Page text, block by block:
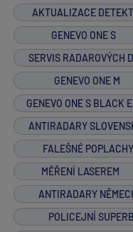
AKTUALIZACE
GENEVO ONE S
SERVIS RADAROVÝCH
GENEVO ONE M
GENEVO ONE S BLACK
ANTIRADARY
FALEŠNÉ POPLACHY
MĚŘENÍ LASEREM
ANTIRADARY
POLICEJNÍ